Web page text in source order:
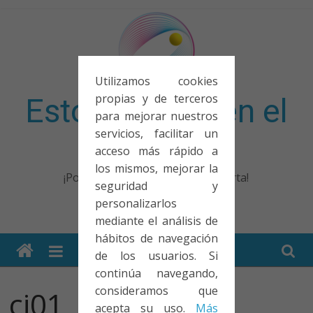
Utilizamos cookies
propias y de terceros
para mejorar nuestros
servicios, facilitar un
acceso más rápido a
los mismos, mejorar la
seguridad y
personalizarlos
mediante el análisis de
hábitos de navegación
de los usuarios. Si
continúa navegando,
consideramos que
acepta su uso. Más
Esto no entra en el
examen
¡Porque no solo el examen importa!
ci01